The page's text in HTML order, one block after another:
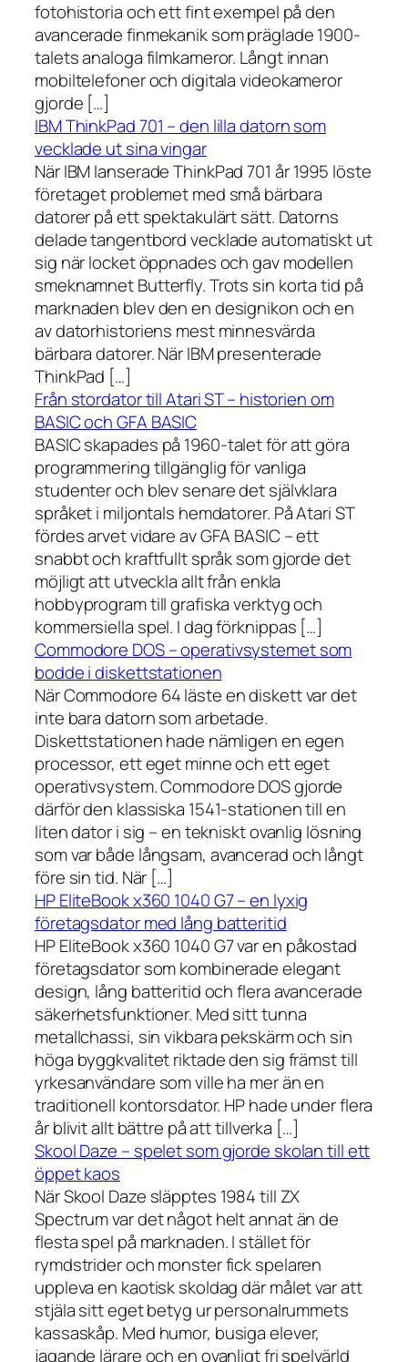
fotohistoria och ett fint exempel på den
avancerade finmekanik som präglade 1900-
talets analoga filmkameror. Långt innan
mobiltelefoner och digitala videokameror
gjorde […]
IBM ThinkPad 701 – den lilla datorn som
vecklade ut sina vingar
När IBM lanserade ThinkPad 701 år 1995 löste
företaget problemet med små bärbara
datorer på ett spektakulärt sätt. Datorns
delade tangentbord vecklade automatiskt ut
sig när locket öppnades och gav modellen
smeknamnet Butterfly. Trots sin korta tid på
marknaden blev den en designikon och en
av datorhistoriens mest minnesvärda
bärbara datorer. När IBM presenterade
ThinkPad […]
Från stordator till Atari ST – historien om
BASIC och GFA BASIC
BASIC skapades på 1960-talet för att göra
programmering tillgänglig för vanliga
studenter och blev senare det självklara
språket i miljontals hemdatorer. På Atari ST
fördes arvet vidare av GFA BASIC – ett
snabbt och kraftfullt språk som gjorde det
möjligt att utveckla allt från enkla
hobbyprogram till grafiska verktyg och
kommersiella spel. I dag förknippas […]
Commodore DOS – operativsystemet som
bodde i diskettstationen
När Commodore 64 läste en diskett var det
inte bara datorn som arbetade.
Diskettstationen hade nämligen en egen
processor, ett eget minne och ett eget
operativsystem. Commodore DOS gjorde
därför den klassiska 1541-stationen till en
liten dator i sig – en tekniskt ovanlig lösning
som var både långsam, avancerad och långt
före sin tid. När […]
HP EliteBook x360 1040 G7 – en lyxig
företagsdator med lång batteritid
HP EliteBook x360 1040 G7 var en påkostad
företagsdator som kombinerade elegant
design, lång batteritid och flera avancerade
säkerhetsfunktioner. Med sitt tunna
metallchassi, sin vikbara pekskärm och sin
höga byggkvalitet riktade den sig främst till
yrkesanvändare som ville ha mer än en
traditionell kontorsdator. HP hade under flera
år blivit allt bättre på att tillverka […]
Skool Daze – spelet som gjorde skolan till ett
öppet kaos
När Skool Daze släpptes 1984 till ZX
Spectrum var det något helt annat än de
flesta spel på marknaden. I stället för
rymdstrider och monster fick spelaren
uppleva en kaotisk skoldag där målet var att
stjäla sitt eget betyg ur personalrummets
kassaskåp. Med humor, busiga elever,
jagande lärare och en ovanligt fri spelvärld